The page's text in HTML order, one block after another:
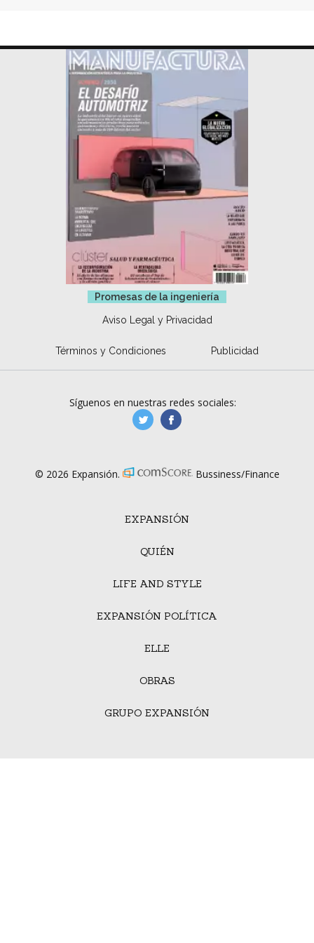
Promesas de la ingeniería
Aviso Legal y Privacidad
Términos y Condiciones Publicidad
EXPANSIÓN
QUIÉN
LIFE AND STYLE
EXPANSIÓN POLÍTICA
ELLE
OBRAS
GRUPO EXPANSIÓN
Síguenos en nuestras redes sociales:
manufacturaGE
© 2026 Expansión. Bussiness/Finance